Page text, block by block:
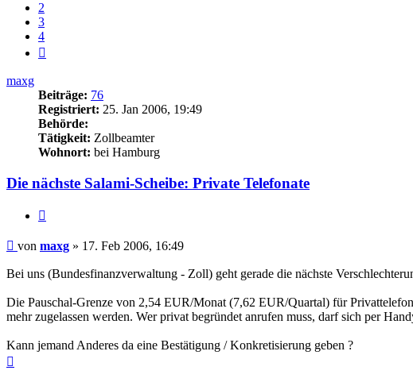
2
3
4
maxg
Beiträge: 76
Registriert: 25. Jan 2006, 19:49
Behörde:
Tätigkeit: Zollbeamter
Wohnort: bei Hamburg
Die nächste Salami-Scheibe: Private Telefonate
Beitrag
von maxg » 17. Feb 2006, 16:49
Bei uns (Bundesfinanzverwaltung - Zoll) geht gerade die nächste
Die Pauschal-Grenze von 2,54 EUR/Monat (7,62 EUR/Quartal) für
mehr zugelassen werden. Wer privat begründet anrufen muss, darf sich per
Kann jemand Anderes da eine Bestätigung / Konkretisierung geben ?